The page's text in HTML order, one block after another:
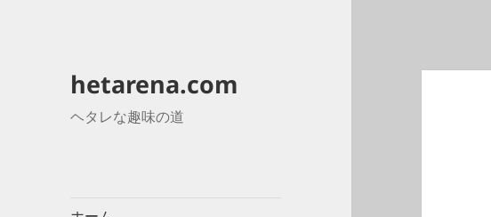
hetarena.com
ヘタレな趣味の道